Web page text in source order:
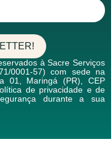
à Sacre Serviços
0001-57) com sede na
01, Maringá (PR), CEP
de privacidade e de
durante a sua